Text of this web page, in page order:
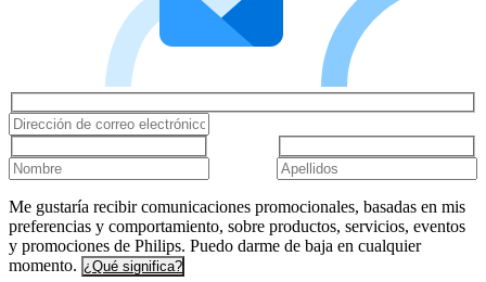
Me gustaría recibir comunicaciones promocionales, basadas en mis
preferencias y comportamiento, sobre productos, servicios, eventos
y promociones de Philips. Puedo darme de baja en cualquier
momento. ¿Qué significa?